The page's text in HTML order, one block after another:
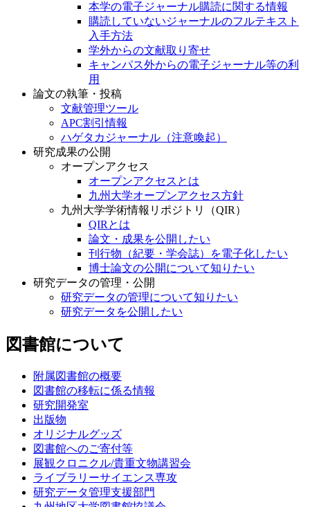
本学の電子ジャーナル購読に関する情報
購読していないジャーナルのフルテキスト
入手方法
学外からの文献取り寄せ
キャンパス外からの電子ジャーナル等の利
用
論文の執筆・投稿
文献管理ツール
APC割引情報
ハゲタカジャーナル（注意喚起）
研究成果の公開
オープンアクセス
オープンアクセスとは
九州大学オープンアクセス方針
九州大学学術情報リポジトリ（QIR）
QIRとは
論文・成果を公開したい
刊行物（紀要・学会誌）を電子化したい
博士論文の公開について知りたい
研究データの管理・公開
研究データの管理について知りたい
研究データを公開したい
図書館について
附属図書館の概要
図書館の移転に係る情報
研究開発室
出版物
オリジナルグッズ
図書館へのご寄付等
展観クロニクル/貴重文物講習会
ライブラリーサイエンス専攻
研究データ管理支援部門